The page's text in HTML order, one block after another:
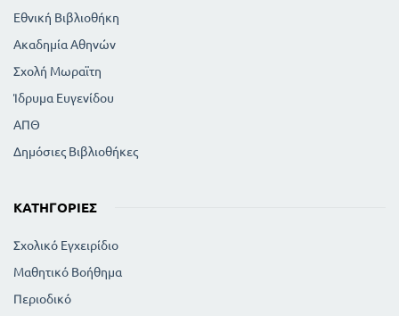
Εθνική Βιβλιοθήκη
Ακαδημία Αθηνών
Σχολή Μωραϊτη
Ίδρυμα Ευγενίδου
ΑΠΘ
Δημόσιες Βιβλιοθήκες
ΚΑΤΗΓΟΡΊΕΣ
Σχολικό Εγχειρίδιο
Μαθητικό Βοήθημα
Περιοδικό